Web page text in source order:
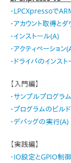
・LPCXpressoで
・アカウント取得とダ
・インストール(A)
・アクティベーション
・ドライバのインス
【入門編】
・サンプルプログラ
・プログラムのビル
・デバッグの実行(A)
【実践編】
・IO設定とGPIO制